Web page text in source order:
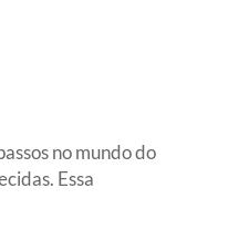
no mundo do
Essa